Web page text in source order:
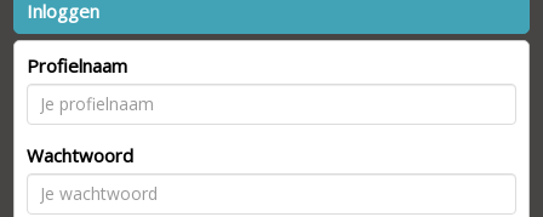
Inloggen
Profielnaam
Wachtwoord